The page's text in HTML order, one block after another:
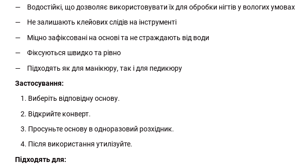
Водостійкі, що дозволяє використовувати їх для обробки нігтів у вологих умовах
Не залишають клейових слідів на інструменті
Міцно зафіксовані на основі та не страждають від води
Фіксуються швидко та рівно
Підходять як для манікюру, так і для педикюру
Застосування:
Виберіть відповідну основу.
Відкрийте конверт.
Просуньте основу в одноразовий розхідник.
Після використання утилізуйте.
Підходять для: